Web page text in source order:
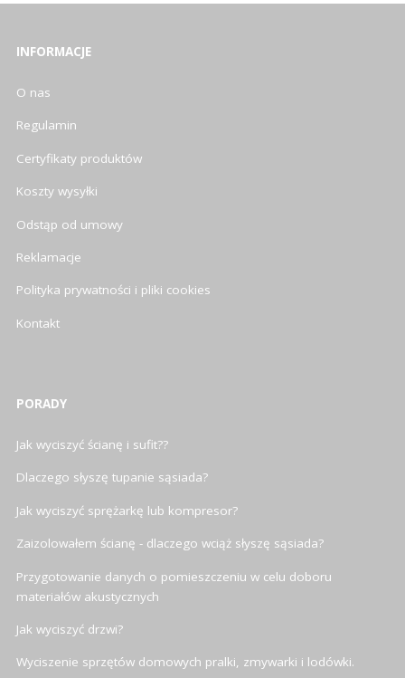
INFORMACJE
O nas
Regulamin
Certyfikaty produktów
Koszty wysyłki
Odstąp od umowy
Reklamacje
Polityka prywatności i pliki cookies
Kontakt
PORADY
Jak wyciszyć ścianę i sufit??
Dlaczego słyszę tupanie sąsiada?
Jak wyciszyć sprężarkę lub kompresor?
Zaizolowałem ścianę - dlaczego wciąż słyszę sąsiada?
Przygotowanie danych o pomieszczeniu w celu doboru
materiałów akustycznych
Jak wyciszyć drzwi?
Wyciszenie sprzętów domowych pralki, zmywarki i lodówki.